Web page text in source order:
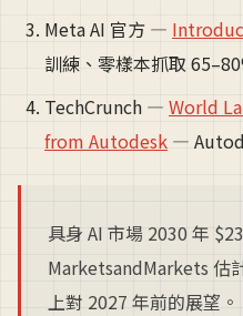
Meta AI 官方 —
訓練、零樣本抓取
TechCrunch — World
from Autodesk —
具身 AI 市場 2030 年
MarketsandMarkets 估
上對 2027 年前的展望。